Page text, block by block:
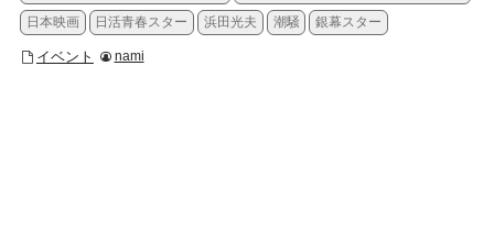
日本映画 日活青春スター 浜田光夫 潮騒 銀幕スター
イベント nami